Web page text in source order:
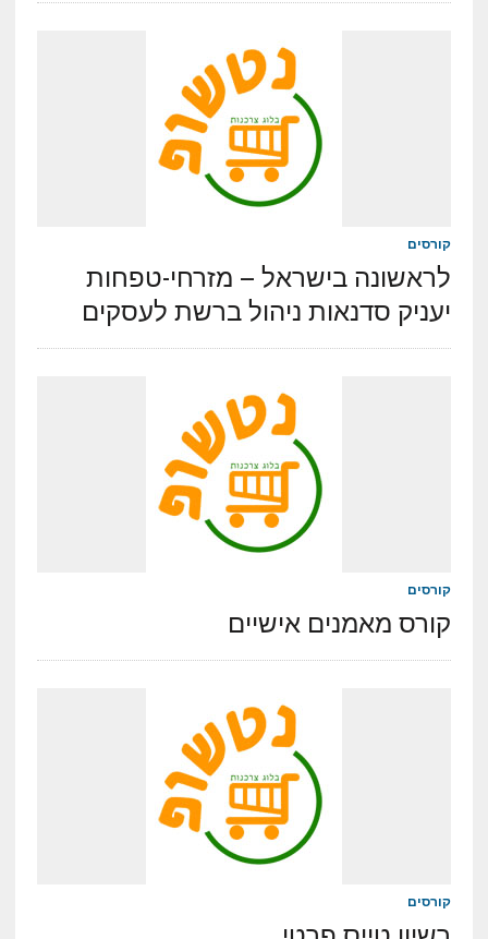
קורסים
לראשונה בישראל – מזרחי-טפחות
יעניק סדנאות ניהול ברשת לעסקים
קורסים
קורס מאמנים אישיים
קורסים